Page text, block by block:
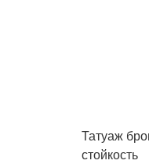
Татуаж
стойкость